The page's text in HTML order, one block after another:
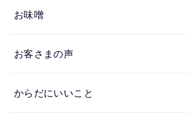
お味噌
お客さまの声
からだにいいこと